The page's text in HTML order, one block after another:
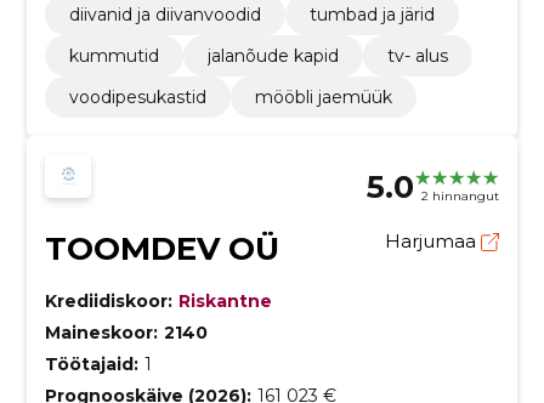
diivanid ja diivanvoodid
tumbad ja järid
kummutid
jalanõude kapid
tv- alus
voodipesukastid
mööbli jaemüük
5.0 2 hinnangut
TOOMDEV OÜ Harjumaa
Krediidiskoor: Riskantne
Maineskoor: 2140
Töötajaid: 1
Prognooskäive (2026): 161 023 €